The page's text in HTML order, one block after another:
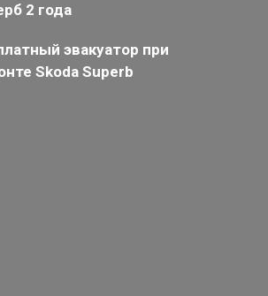
2 года
эвакуатор при
Skoda Superb